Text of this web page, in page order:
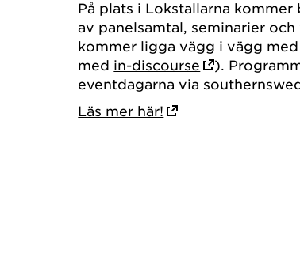
På plats i Lokstallarna kommer
av panelsamtal, seminarier
kommer ligga vägg i vägg
med in-discourse
).
eventdagarna via
Läs mer här!